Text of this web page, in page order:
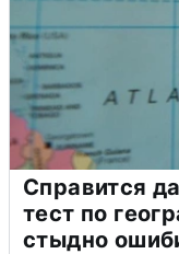
Справится
тест по
стыдно